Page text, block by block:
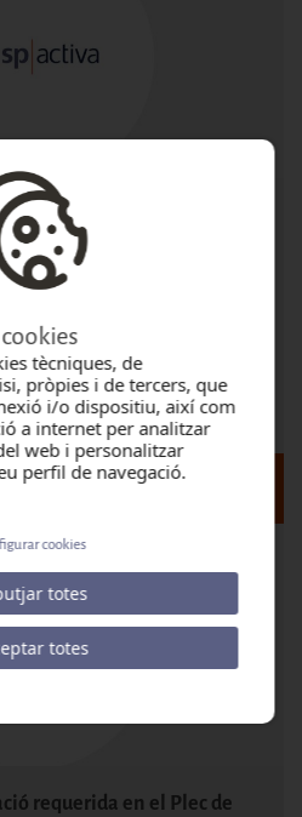
requerida en el Plec de
de la Direcció d'Enginyeria,
DATES DEL CURS
requerida en el Plec de
tècniques, de
pròpies i de tercers, que
i/o dispositiu, així com
a internet per analitzar
web i personalitzar
perfil de navegació.
cookies
totes
totes